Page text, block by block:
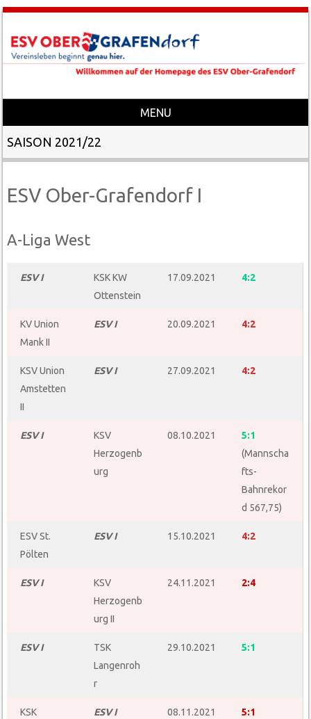
MENU
Skip to content
SAISON 2021/22
ESV Ober-Grafendorf I
A-Liga West
ESV I
KSK KW
Ottenstein
17.09.2021 4:2
KV Union
Mank II
ESV I 20.09.2021 4:2
KSV Union
Amstetten
II
ESV I 27.09.2021 4:2
ESV I
KSV
Herzogenb
urg
08.10.2021
5:1
(Mannscha
fts-
Bahnrekor
d 567,75)
ESV St.
Pölten
ESV I 15.10.2021 4:2
ESV I
KSV
Herzogenb
urg II
24.11.2021 2:4
ESV I
TSK
Langenroh
r
29.10.2021 5:1
KSK
ESV I 08.11.2021 5:1